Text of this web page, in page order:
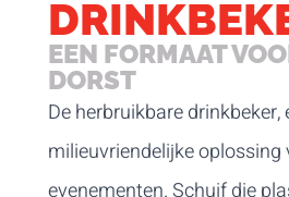
EEN FORMAAT
DORST
De herbruikbare drinkbeker,
milieuvriendelijke
evenementen. Schuif die